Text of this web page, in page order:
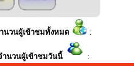
วนผู้เข้าชมทั้งหมด :
วนผู้เข้าชมวันนี้ :